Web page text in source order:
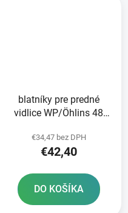
blatníky pre predné
vidlice WP/Öhlins 48
vrátane závlačiek
€34,47 bez DPH
€42,40
DO KOŠÍKA